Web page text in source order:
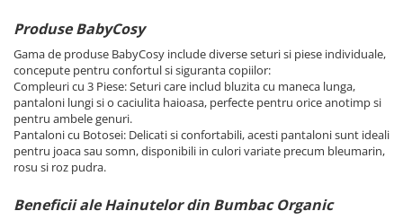
Produse BabyCosy
Gama de produse BabyCosy include diverse seturi si piese individuale,
concepute pentru confortul si siguranta copiilor:
Compleuri cu 3 Piese: Seturi care includ bluzita cu maneca lunga,
pantaloni lungi si o caciulita haioasa, perfecte pentru orice anotimp si
pentru ambele genuri.
Pantaloni cu Botosei: Delicati si confortabili, acesti pantaloni sunt ideali
pentru joaca sau somn, disponibili in culori variate precum bleumarin,
rosu si roz pudra.
Beneficii ale Hainutelor din Bumbac Organic